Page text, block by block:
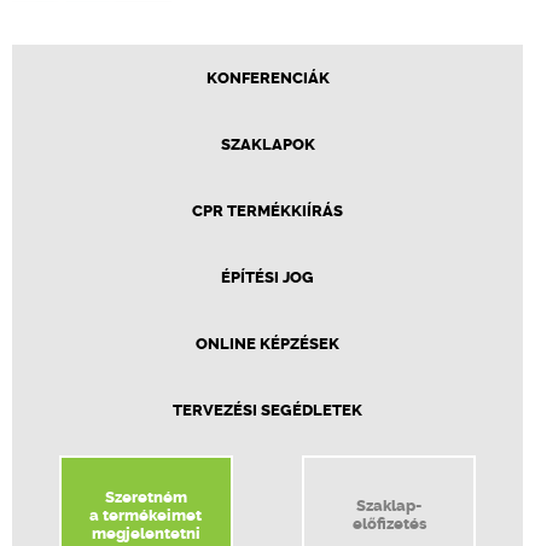
KONFERENCIÁK
SZAKLAPOK
CPR TERMÉKKIÍRÁS
ÉPÍTÉSI JOG
ONLINE KÉPZÉSEK
TERVEZÉSI SEGÉDLETEK
Szeretném
a termékeimet
megjelentetni
Szaklap-
előfizetés